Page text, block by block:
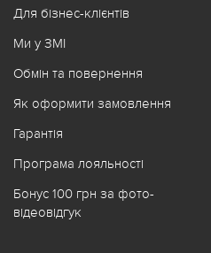
Для бізнес-клієнтів
Ми у ЗМІ
Обмін та повернення
Як оформити замовлення
Гарантія
Програма лояльності
Бонус 100 грн за фото-
відеовідгук